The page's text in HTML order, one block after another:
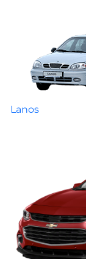
Lanos